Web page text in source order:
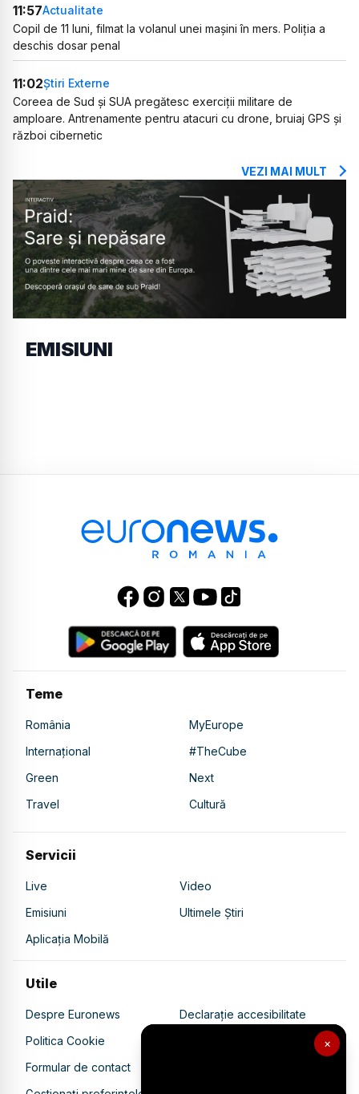
×
11:57Actualitate
Copil de 11 luni, filmat la volanul unei mașini în mers. Poliția a
deschis dosar penal
11:02Știri Externe
Coreea de Sud și SUA pregătesc exerciții militare de
amploare. Antrenamente pentru atacuri cu drone, bruiaj GPS și
război cibernetic
VEZI MAI MULT
EMISIUNI
Teme
România
MyEurope
Internațional
#TheCube
Green
Next
Travel
Cultură
Servicii
Live
Video
Emisiuni
Ultimele Știri
Aplicația Mobilă
Utile
Despre Euronews
Declarație accesibilitate
Politica Cookie
Politica de confidențialitate
Formular de contact